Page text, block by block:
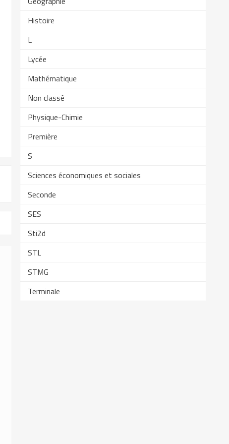
Histoire
L
Lycée
Mathématique
Non classé
Physique-Chimie
Première
S
Sciences économiques et sociales
Seconde
SES
Sti2d
STL
STMG
Terminale